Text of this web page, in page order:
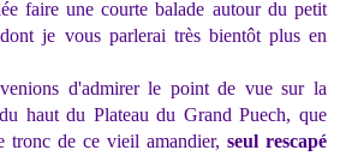
faire une courte balade autour du petit
je vous parlerai très bientôt plus en
d'admirer le point de vue sur la
haut du Plateau du Grand Puech, que
tronc de ce vieil amandier, seul rescapé